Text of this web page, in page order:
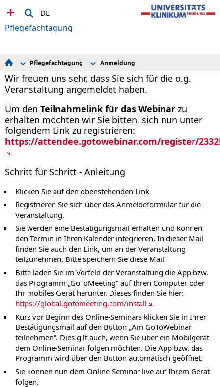
DE
Pflegefachtagung
Clusterkonferenz Zukunft der Pflege
Pflegesymposium
Pflegefachtagung
Anmeldung
Sponsoren
Anmeldung
Wir freuen uns sehr, dass Sie sich für die o.g.
Veranstaltung angemeldet haben.
Um den Teilnahmelink für das Webinar zu
erhalten möchten wir Sie bitten, sich nun unter
folgendem Link zu registrieren:
https://attendee.gotowebinar.com/register/
Schritt für Schritt - Anleitung
Klicken Sie auf den obenstehenden Link
Registrieren Sie sich über das Anmeldeformular für die
Veranstaltung.
Sie werden eine Bestätigungsmail erhalten und können
den Termin in Ihren Kalender integrieren. In dieser Mail
finden Sie auch den Link, um an der Veranstaltung
teilzunehmen. Bitte speichern Sie diese Mail!
Bitte laden Sie im Vorfeld der Veranstaltung die App bzw.
das Programm „GoToMeeting“ auf Ihren Computer oder
Ihr mobiles Gerät herunter. Dieses finden Sie hier:
https://global.gotomeeting.com/install
Kurz vor Beginn des Online-Seminars klicken Sie in Ihrer
Bestätigungsmail auf den Button „Am GoToWebinar
teilnehmen“. Dies gilt auch, wenn Sie über ein Mobilgerät
dem Online-Seminar folgen möchten. Die App bzw. das
Programm wird über den Button automatisch geöffnet.
Sie können nun dem Online-Seminar live auf Ihrem Gerät
folgen.